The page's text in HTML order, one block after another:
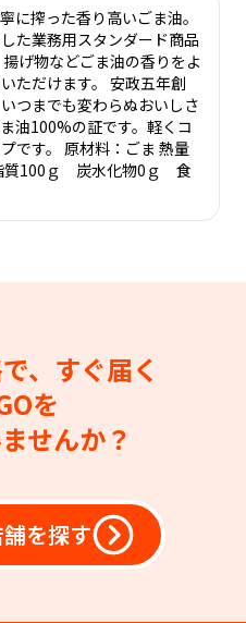
に搾った香り高いごま油。
た業務用スタンダード商品
げ物などごま油の香りをよ
ただけます。 安政五年創
つまでも変わらぬおいしさ
油100%の証です。軽くコ
です。 原材料：ごま 熱量
100ｇ 炭水化物0ｇ 食
、すぐ届く
を
せんか？
を探す